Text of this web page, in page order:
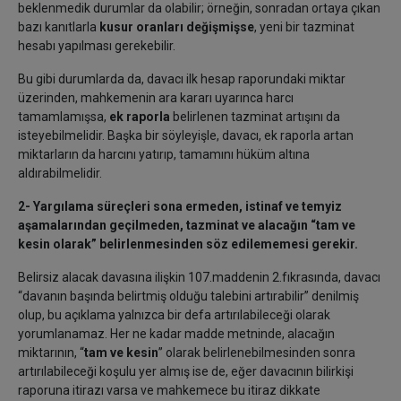
beklenmedik durumlar da olabilir; örneğin, sonradan ortaya çıkan
bazı kanıtlarla kusur oranları değişmişse, yeni bir tazminat
hesabı yapılması gerekebilir.
Bu gibi durumlarda da, davacı ilk hesap raporundaki miktar
üzerinden, mahkemenin ara kararı uyarınca harcı
tamamlamışsa, ek raporla belirlenen tazminat artışını da
isteyebilmelidir. Başka bir söyleyişle, davacı, ek raporla artan
miktarların da harcını yatırıp, tamamını hüküm altına
aldırabilmelidir.
2- Yargılama süreçleri sona ermeden, istinaf ve temyiz
aşamalarından geçilmeden, tazminat ve alacağın “tam ve
kesin olarak” belirlenmesinden söz edilememesi gerekir.
Belirsiz alacak davasına ilişkin 107.maddenin 2.fıkrasında, davacı
“davanın başında belirtmiş olduğu talebini artırabilir” denilmiş
olup, bu açıklama yalnızca bir defa artırılabileceği olarak
yorumlanamaz. Her ne kadar madde metninde, alacağın
miktarının, “tam ve kesin” olarak belirlenebilmesinden sonra
artırılabileceği koşulu yer almış ise de, eğer davacının bilirkişi
raporuna itirazı varsa ve mahkemece bu itiraz dikkate